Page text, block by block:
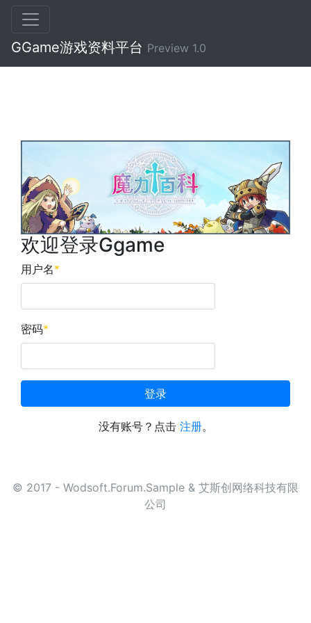
GGame游戏资料平台 Preview 1.0
欢迎登录Ggame
用户名*
密码*
登录
没有账号？点击 注册。
© 2017 - Wodsoft.Forum.Sample & 艾斯创网络科技有限
公司